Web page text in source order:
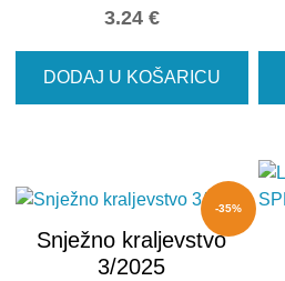
3.24 €
DODAJ U KOŠARICU
-35%
Snježno kraljevstvo
3/2025